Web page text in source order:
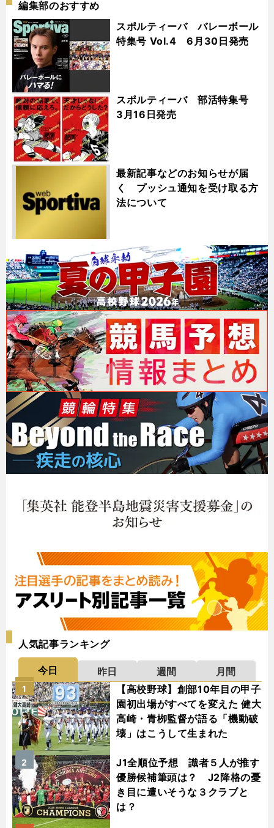
編集部のおすすめ
スポルティーバ バレーボール
特集号 Vol.4 6月30日発売
スポルティーバ 部活特集号
3月16日発売
最新記事などのお知らせが届
く プッシュ通知を受け取る方
法について
人気記事ランキング
今日 昨日 週間
月間
【高校野球】創部10年目の甲子
園初出場がすべてを変えた 健大
高崎・青栁監督が語る「機動破
壊」はこうして生まれた
1
J1全順位予想 識者５人が推す
優勝候補筆頭は？ J2降格の憂
き目に遭いそうな３クラブと
は？
2